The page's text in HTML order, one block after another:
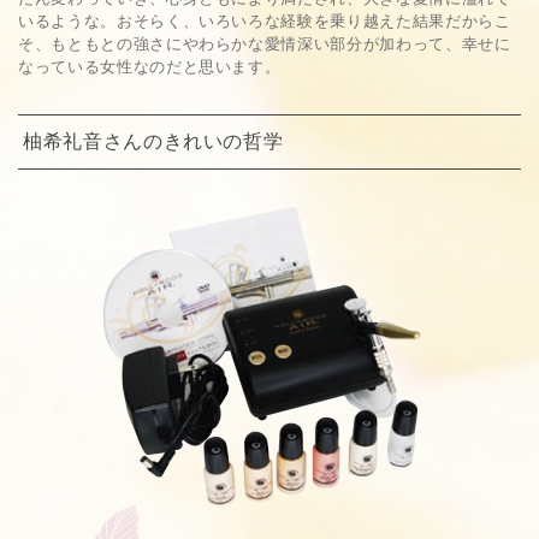
いるような。おそらく、いろいろな経験を乗り越えた結果だからこ
そ、もともとの強さにやわらかな愛情深い部分が加わって、幸せに
なっている女性なのだと思います。
柚希礼音さんのきれいの哲学